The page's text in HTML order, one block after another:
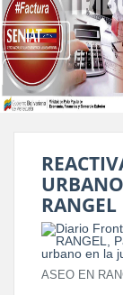
RANGEL
ASEO EN